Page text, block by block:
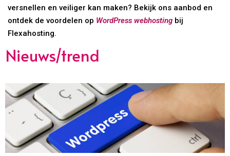
versnellen en veiliger kan maken? Bekijk ons aanbod en
ontdek de voordelen op WordPress webhosting bij
Flexahosting.
Nieuws/trend